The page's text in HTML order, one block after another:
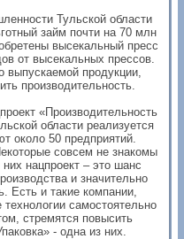
Тульской области
займ почти на 70 млн
высекальный пресс
от высекальных прессов.
выпускаемой продукции,
производительность.
«Производительность
области реализуется
около 50 предприятий.
совсем не знакомы
нацпроект – это шанс
и значительно
Есть и такие компании,
самостоятельно
стремятся повысить
- одна из них.